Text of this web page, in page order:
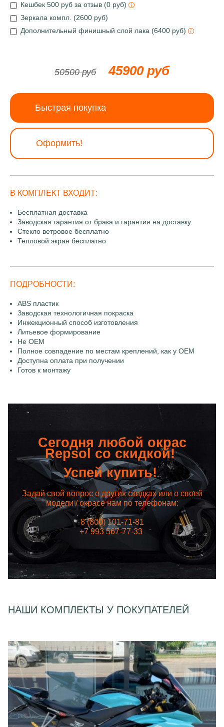
Кешбек 500 руб за отзыв (0 руб)
Зеркала компл. (2600 руб)
Дополнительный финишный слой лака (6400 руб)
50500 руб 45900 руб
Быстрая покупка
Оформить!
В КОМПЛЕКТ ВХОДИТ:
Бесплатная доставка
Заводская гарантия от брака и гарантия на доставку
Стекло ветровое бесплатно
Тепловой экран бесплатно
ПОДРОБНОСТИ:
ABS пластик
Заводская технологичная покраска
Инжекционный способ изготовления
Литьевое формирование
Не OEM
Полное совпадение по местам креплений, как у OEM
Доступна оплата при получении
Готов к монтажу
Сегодня любой окрас
Repsol со скидкой!
Успей купить!
Задай свой вопрос о других скидках или о своей
модели / окрасе нам по телефонам:
8 (800) 101-71-81
+7 993 567-77-33
НАШИ КОМПЛЕКТЫ У ПОКУПАТЕЛЕЙ